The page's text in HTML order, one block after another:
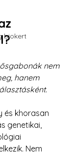
biokert
nem
hanem
és khorasan
genetikai,
Nem